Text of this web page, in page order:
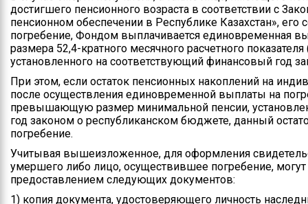
достигшего пенсионного возраста в соответствии с
пенсионном обеспечении в Республике Казахстан»,
погребение, Фондом выплачивается единовременная
размера 52,4-кратного месячного расчетного
установленного на соответствующий финансовый год
При этом, если остаток пенсионных накоплений на
после осуществления единовременной выплаты на
превышающую размер минимальной пенсии,
год законом о республиканском бюджете, данный
погребение.
Учитывая вышеизложенное, для оформления
умершего либо лицо, осуществившее погребение,
предоставлением следующих документов:
1) копия документа, удостоверяющего личность